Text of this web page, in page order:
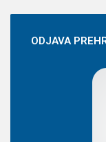
ODJAVA